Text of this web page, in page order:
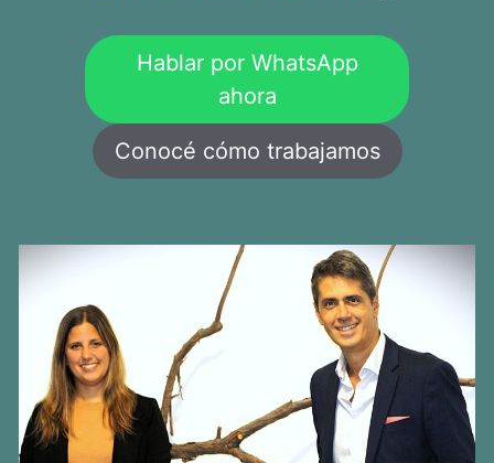
Hablar por WhatsApp
ahora
Conocé cómo trabajamos